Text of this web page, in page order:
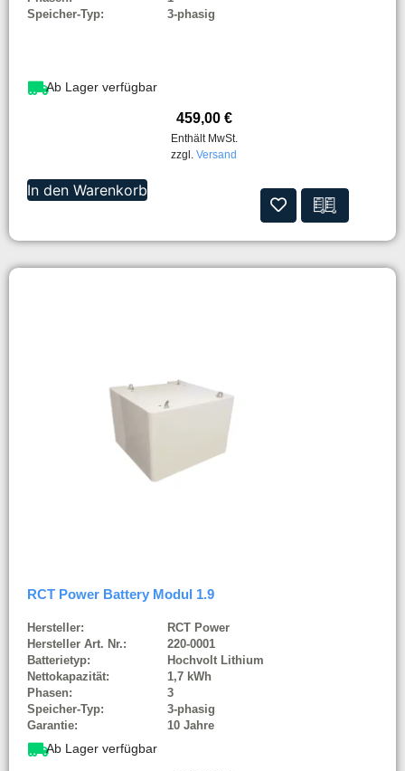
Speicher-Typ:
3-phasig
Ab Lager verfügbar
459,00 €
Enthält MwSt.
zzgl. Versand
In den Warenkorb
RCT Power Battery Modul 1.9
Hersteller:
RCT Power
Hersteller Art. Nr.:
220-0001
Batterietyp:
Hochvolt Lithium
Nettokapazität:
1,7 kWh
Phasen:
3
Speicher-Typ:
3-phasig
Garantie:
10 Jahre
Ab Lager verfügbar